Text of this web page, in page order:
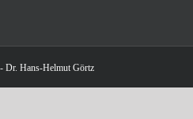
Dr. Hans-Helmut Görtz